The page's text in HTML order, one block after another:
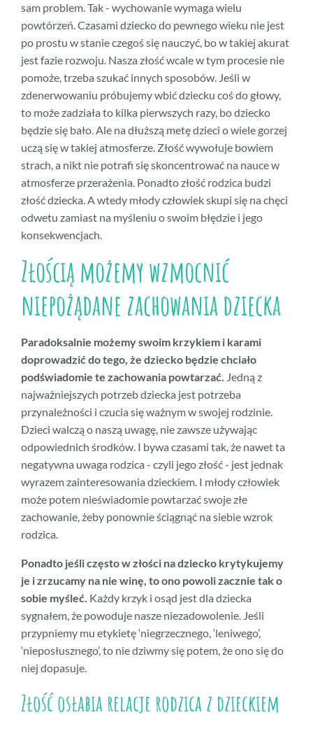
sam problem. Tak - wychowanie wymaga wielu
powtórzeń. Czasami dziecko do pewnego wieku nie jest
po prostu w stanie czegoś się nauczyć, bo w takiej akurat
jest fazie rozwoju. Nasza złość wcale w tym procesie nie
pomoże, trzeba szukać innych sposobów. Jeśli w
zdenerwowaniu próbujemy wbić dziecku coś do głowy,
to może zadziała to kilka pierwszych razy, bo dziecko
będzie się bało. Ale na dłuższą metę dzieci o wiele gorzej
uczą się w takiej atmosferze. Złość wywołuje bowiem
strach, a nikt nie potrafi się skoncentrować na nauce w
atmosferze przerażenia. Ponadto złość rodzica budzi
złość dziecka. A wtedy młody człowiek skupi się na chęci
odwetu zamiast na myśleniu o swoim błędzie i jego
konsekwencjach.
Złością możemy wzmocnić
niepożądane zachowania dziecka
Paradoksalnie możemy swoim krzykiem i karami
doprowadzić do tego, że dziecko będzie chciało
podświadomie te zachowania powtarzać. Jedną z
najważniejszych potrzeb dziecka jest potrzeba
przynależności i czucia się ważnym w swojej rodzinie.
Dzieci walczą o naszą uwagę, nie zawsze używając
odpowiednich środków. I bywa czasami tak, że nawet ta
negatywna uwaga rodzica - czyli jego złość - jest jednak
wyrazem zainteresowania dzieckiem. I młody człowiek
może potem nieświadomie powtarzać swoje złe
zachowanie, żeby ponownie ściągnąć na siebie wzrok
rodzica.
Ponadto jeśli często w złości na dziecko krytykujemy
je i zrzucamy na nie winę, to ono powoli zacznie tak o
sobie myśleć. Każdy krzyk i osąd jest dla dziecka
sygnałem, że powoduje nasze niezadowolenie. Jeśli
przypniemy mu etykietę ‘niegrzecznego, ‘leniwego’,
‘nieposłusznego’, to nie dziwmy się potem, że ono się do
niej dopasuje.
Złość osłabia relacje rodzica z dzieckiem